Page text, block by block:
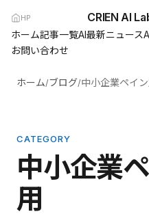
HP CRIEN AI
ホーム記事一覧AI最新ニュース
お問い合わせ
ホーム/ブログ/中小企業ペイ
CATEGORY
中小企業
用